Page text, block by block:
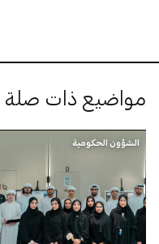
مواضيع ذات صلة
الشؤون الحكومية